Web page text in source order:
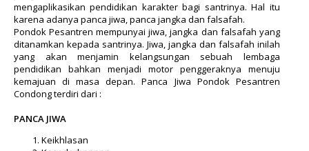
mengaplikasikan pendidikan karakter bagi santrinya. Hal itu
karena adanya panca jiwa, panca jangka dan falsafah.
Pondok Pesantren mempunyai jiwa, jangka dan falsafah yang
ditanamkan kepada santrinya. Jiwa, jangka dan falsafah inilah
yang akan menjamin kelangsungan sebuah lembaga
pendidikan bahkan menjadi motor penggeraknya menuju
kemajuan di masa depan. Panca Jiwa Pondok Pesantren
Condong terdiri dari :
PANCA JIWA
Keikhlasan